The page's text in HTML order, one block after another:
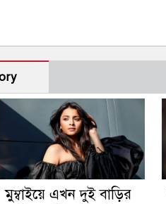
মুম্বাইয়ে এখন দুই বাড়ির